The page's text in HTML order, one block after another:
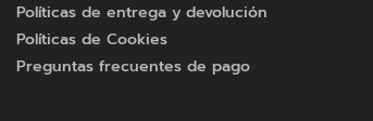
Políticas de entrega y devolución
Políticas de Cookies
Preguntas frecuentes de pago